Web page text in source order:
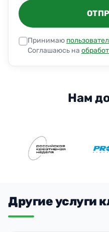
Принимаю
Соглашаюсь на
Нам
Другие услуги